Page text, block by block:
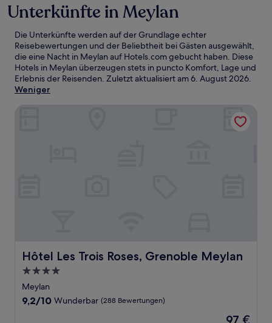
Unterkünfte in Meylan
Die Unterkünfte werden auf der Grundlage echter
Reisebewertungen und der Beliebtheit bei Gästen ausgewählt,
die eine Nacht in Meylan auf Hotels.com gebucht haben. Diese
Hotels in Meylan überzeugen stets in puncto Komfort, Lage und
Erlebnis der Reisenden. Zuletzt aktualisiert am6. August 2026.
Weniger
Hôtel Les Trois Roses, Grenoble Meylan
Hôtel Les Trois Roses, Grenoble Meylan
4.0-
Sterne-
Unterkunft
Meylan
9.2
9,2/10 Wunderbar (288 Bewertungen)
Der
97 €